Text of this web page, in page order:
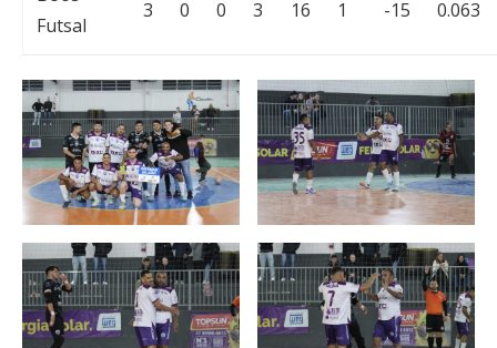
Futsal
3 0 0 3 16 1 -15 0.063